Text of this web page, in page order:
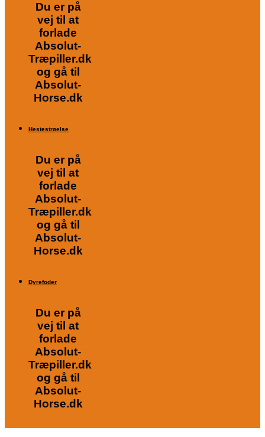
Du er på
vej til at
forlade
Absolut-
Træpiller.dk
og gå til
Absolut-
Horse.dk
Hestestrøelse
Du er på
vej til at
forlade
Absolut-
Træpiller.dk
og gå til
Absolut-
Horse.dk
Dyrefoder
Du er på
vej til at
forlade
Absolut-
Træpiller.dk
og gå til
Absolut-
Horse.dk